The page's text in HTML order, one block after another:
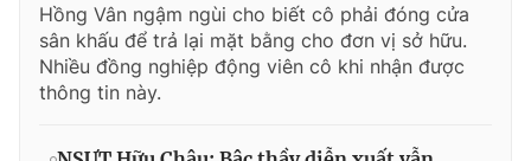
Hồng Vân ngậm ngùi cho biết cô phải đóng cửa
sân khấu để trả lại mặt bằng cho đơn vị sở hữu.
Nhiều đồng nghiệp động viên cô khi nhận được
thông tin này.